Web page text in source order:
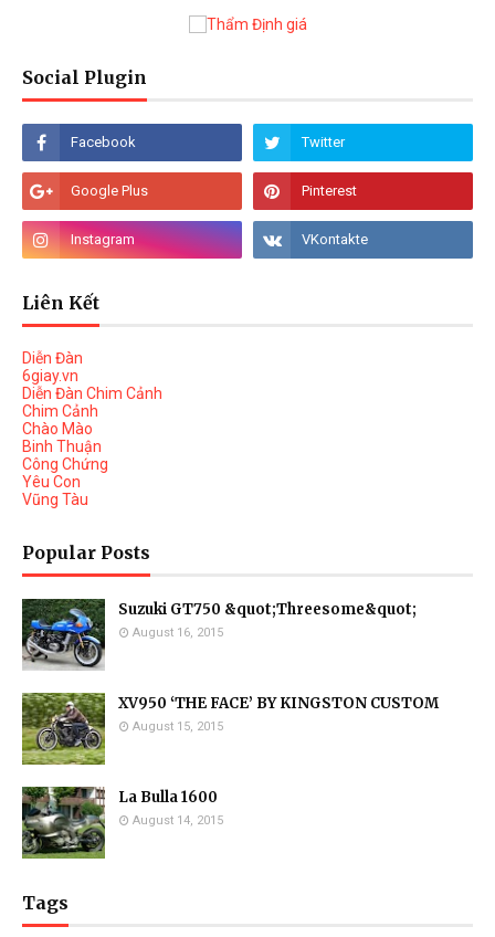
Social Plugin
Liên Kết
Diễn Đàn
6giay.vn
Diễn Đàn Chim Cảnh
Chim Cảnh
Chào Mào
Binh Thuận
Công Chứng
Yêu Con
Vũng Tàu
Popular Posts
Suzuki GT750 &quot;Threesome&quot;
August 16, 2015
XV950 ‘THE FACE’ BY KINGSTON CUSTOM
August 15, 2015
La Bulla 1600
August 14, 2015
Tags